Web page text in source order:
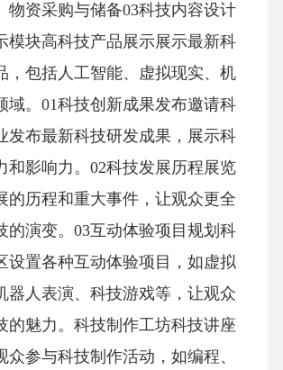
物资采购与储备03科技内容设计
模块高科技产品展示展示最新科
，包括人工智能、虚拟现实、机
域。01科技创新成果发布邀请科
发布最新科技研发成果，展示科
和影响力。02科技发展历程展览
的历程和重大事件，让观众更全
的演变。03互动体验项目规划科
设置各种互动体验项目，如虚拟
器人表演、科技游戏等，让观众
的魅力。科技制作工坊科技讲座
众参与科技制作活动，如编程、